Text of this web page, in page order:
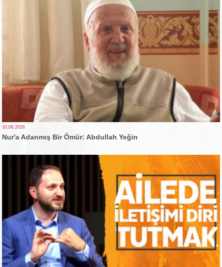
10.08.2026
Nur'a Adanmış Bir Ömür: Abdullah Yeğin